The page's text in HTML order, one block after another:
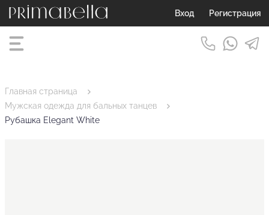
Вход Регистрация
Главная страница
Мужская одежда для бальных танцев
Рубашка Elegant White